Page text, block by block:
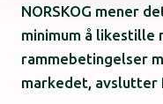
NORSKOG mener
minimum å
rammebetingelser
markedet, avslutter